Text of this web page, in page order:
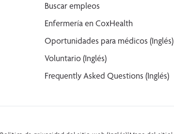
Buscar empleos
Enfermería en CoxHealth
Oportunidades para médicos (Inglés)
Voluntario (Inglés)
Frequently Asked Questions (Inglés)